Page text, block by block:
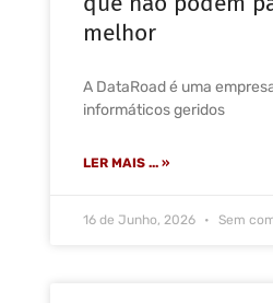
melhor
A DataRoad é uma
informáticos geridos
LER MAIS ... »
16 de Junho, 2026 Sem